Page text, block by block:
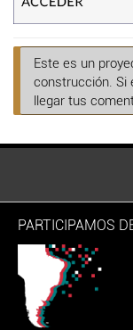
Este es un
construcción. Si
llegar tus
PARTICIPAMOS